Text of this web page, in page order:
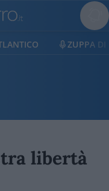
ZUPPA DI
libertà